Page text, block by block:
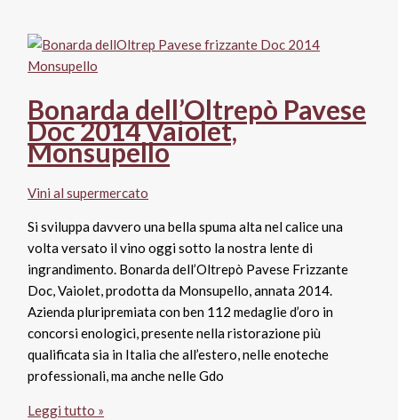
Doc
2014
Ferrari
Corbelli,
Tenuta
di
Gracciano
Seta
Bonarda dell’Oltrepò Pavese
Doc 2014 Vaiolet,
Monsupello
Vini al supermercato
Si sviluppa davvero una bella spuma alta nel calice una
volta versato il vino oggi sotto la nostra lente di
ingrandimento. Bonarda dell’Oltrepò Pavese Frizzante
Doc, Vaiolet, prodotta da Monsupello, annata 2014.
Azienda pluripremiata con ben 112 medaglie d’oro in
concorsi enologici, presente nella ristorazione più
qualificata sia in Italia che all’estero, nelle enoteche
professionali, ma anche nelle Gdo
Bonarda
Leggi tutto »